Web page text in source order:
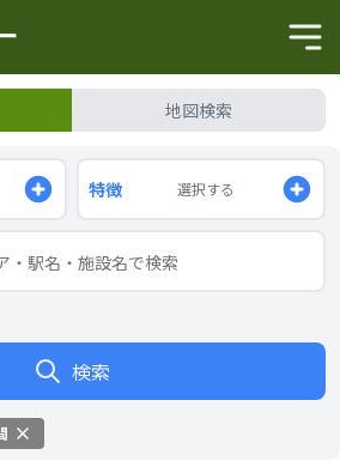
地図検索
特徴 選択する
検索